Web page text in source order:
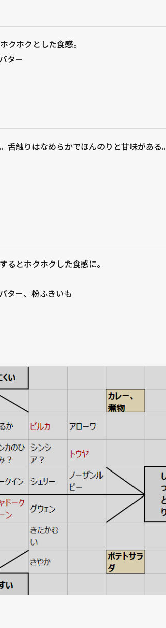
クホクとした食感。
ター
触りはなめらかでほんのりと甘味がある。
るとホクホクした食感に。
ター、粉ふきいも